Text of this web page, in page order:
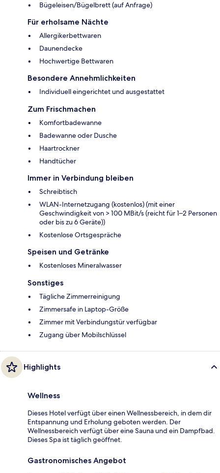
Bügeleisen/Bügelbrett (auf Anfrage)
Für erholsame Nächte
Allergikerbettwaren
Daunendecke
Hochwertige Bettwaren
Besondere Annehmlichkeiten
Individuell eingerichtet und ausgestattet
Zum Frischmachen
Komfortbadewanne
Badewanne oder Dusche
Haartrockner
Handtücher
Immer in Verbindung bleiben
Schreibtisch
WLAN-Internetzugang (kostenlos) (mit einer
Geschwindigkeit von > 100 MBit/s (reicht für 1–2 Personen
oder bis zu 6 Geräte))
Kostenlose Ortsgespräche
Speisen und Getränke
Kostenloses Mineralwasser
Sonstiges
Tägliche Zimmerreinigung
Zimmersafe in Laptop-Größe
Zimmer mit Verbindungstür verfügbar
Zugang über Mobilschlüssel
Highlights
Wellness
Dieses Hotel verfügt über einen Wellnessbereich, in dem dir
Entspannung und Erholung geboten werden. Der
Wellnessbereich verfügt über eine Sauna und ein Dampfbad.
Dieses Spa ist täglich geöffnet.
Gastronomisches Angebot